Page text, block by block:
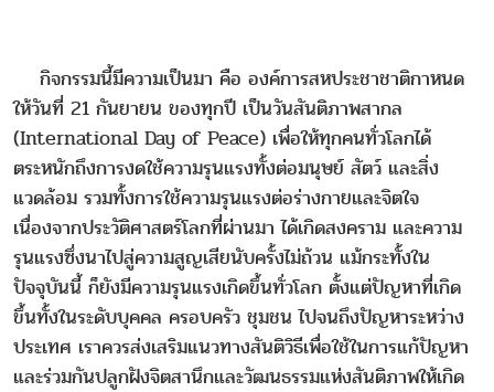
กิจกรรมนี้มีความเป็นมา คือ องค์การสหประชาชาติกาหนด
ให้วันที่ 21 กันยายน ของทุกปี เป็นวันสันติภาพสากล
(International Day of Peace) เพื่อให้ทุกคนทั่วโลกได้
ตระหนักถึงการงดใช้ความรุนแรงทั้งต่อมนุษย์ สัตว์ และสิ่ง
แวดล้อม รวมทั้งการใช้ความรุนแรงต่อร่างกายและจิตใจ
เนื่องจากประวัติศาสตร์โลกที่ผ่านมา ได้เกิดสงคราม และความ
รุนแรงซึ่งนาไปสู่ความสูญเสียนับครั้งไม่ถ้วน แม้กระทั้งใน
ปัจจุบันนี้ ก็ยังมีความรุนแรงเกิดขึ้นทั่วโลก ตั้งแต่ปัญหาที่เกิด
ขึ้นทั้งในระดับบุคคล ครอบครัว ชุมชน ไปจนถึงปัญหาระหว่าง
ประเทศ เราควรส่งเสริมแนวทางสันติวิธีเพื่อใช้ในการแก้ปัญหา
และร่วมกันปลูกฝังจิตสานึกและวัฒนธรรมแห่งสันติภาพให้เกิด